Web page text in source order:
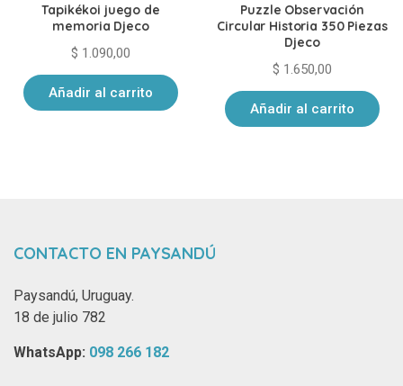
Tapikékoi juego de
memoria Djeco
$ 1.090,00
Añadir al carrito
Puzzle Observación
Circular Historia 350 Piezas
Djeco
$ 1.650,00
Añadir al carrito
CONTACTO EN PAYSANDÚ
Paysandú, Uruguay.
18 de julio 782
WhatsApp: ‪ 098 266 182‬